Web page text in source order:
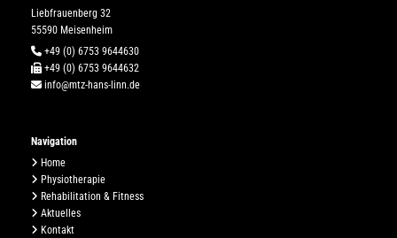
Liebfrauenberg 32
55590 Meisenheim
 +49 (0) 6753 9644630
 +49 (0) 6753 9644632
 info@mtz-hans-linn.de
Navigation
 Home
 Physiotherapie
 Rehabilitation & Fitness
 Aktuelles
 Kontakt